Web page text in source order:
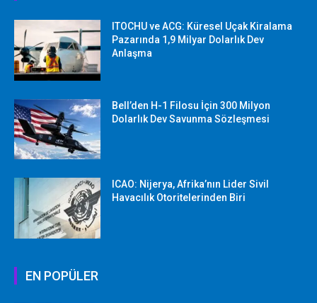
ITOCHU ve ACG: Küresel Uçak Kiralama
Pazarında 1,9 Milyar Dolarlık Dev
Anlaşma
Bell’den H-1 Filosu İçin 300 Milyon
Dolarlık Dev Savunma Sözleşmesi
ICAO: Nijerya, Afrika’nın Lider Sivil
Havacılık Otoritelerinden Biri
EN POPÜLER